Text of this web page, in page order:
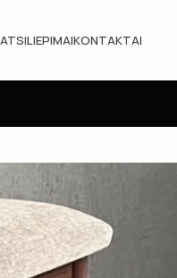
ATSILIEPIMAIKONTAKTAI